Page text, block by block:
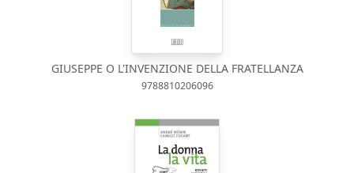
GIUSEPPE O L'INVENZIONE DELLA FRATELLANZA
9788810206096